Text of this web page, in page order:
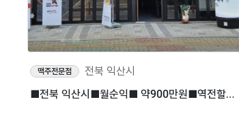
맥주전문점
전북 익산시
■전북 익산시■월순익■ 약900만원■역전할머니맥주 매장나왔습니다.